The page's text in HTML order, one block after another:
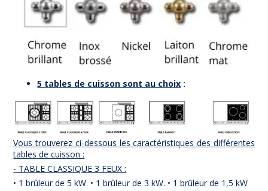
5 tables de cuisson sont au choix :
Vous trouverez ci-dessous les caractéristiques des différentes
tables de cuisson :
- TABLE CLASSIQUE 3 FEUX :
• 1 brûleur de 5 kW. • 1 brûleur de 3 kW. • 1 brûleur de 1,5 kW